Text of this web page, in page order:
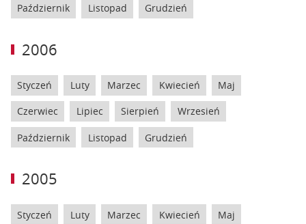
Październik Listopad Grudzień
2006
Styczeń Luty Marzec Kwiecień Maj
Czerwiec Lipiec Sierpień Wrzesień
Październik Listopad Grudzień
2005
Styczeń Luty Marzec Kwiecień Maj